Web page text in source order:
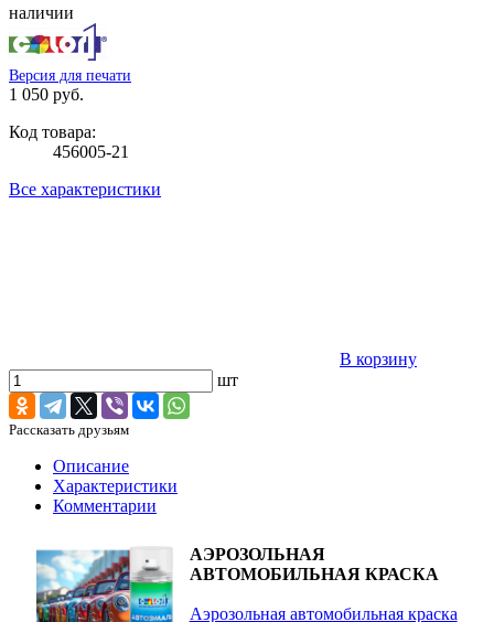
наличии
Версия для печати
1 050 руб.
Код товара:
456005-21
Все характеристики
В корзину
шт
Рассказать друзьям
Описание
Характеристики
Комментарии
АЭРОЗОЛЬНАЯ
АВТОМОБИЛЬНАЯ КРАСКА
Аэрозольная автомобильная краска